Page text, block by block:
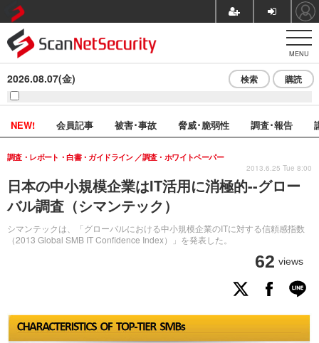
MENU
2026.08.07(金) 検索 購読
NEW! 会員記事 被害･事故 脅威･脆弱性 調査･報告
日本の中小規模企業はIT活用に消極的--グロー
バル調査（シマンテック）
シマンテックは、「グローバルにおける中小規模企業のITに対する信頼感指数
（2013 Global SMB IT Confidence Index）」を発表した。
調査・レポート・白書・ガイドライン 調査・ホワイトペーパー
62 views
2013.6.25 Tue 8:00